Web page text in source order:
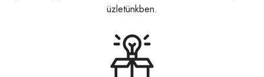
üzletünkben.